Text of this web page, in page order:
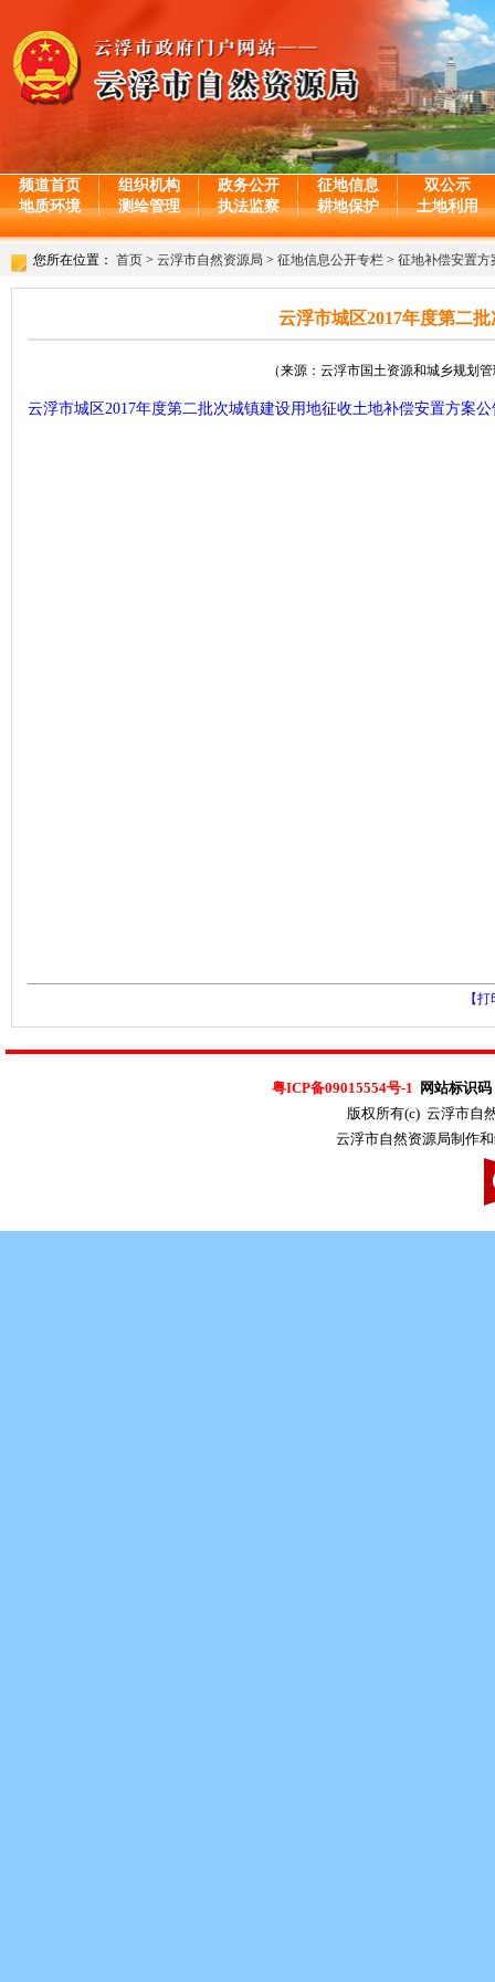
频道首页 组织机构 政务公开 征地信息
双公示
地质环境
测绘管理 执法监察 耕地保护 土地利用
您所在位置： 首页 > 云浮市自然资源局 > 征地信息公开专栏 > 征地补偿安置方
云浮市城区2017年度第二
（来源：云浮市国土资源和城乡规划
云浮市城区2017年度第二批次城镇建设用地征收土地补偿安置方案公
【
粤ICP备09015554号-1 网站标识
版权所有(c) 云浮市自
云浮市自然资源局制作